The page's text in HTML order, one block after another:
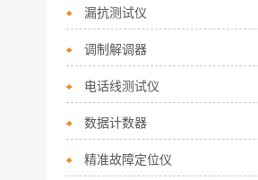
漏抗测试仪
调制解调器
电话线测试仪
数据计数器
精准故障定位仪